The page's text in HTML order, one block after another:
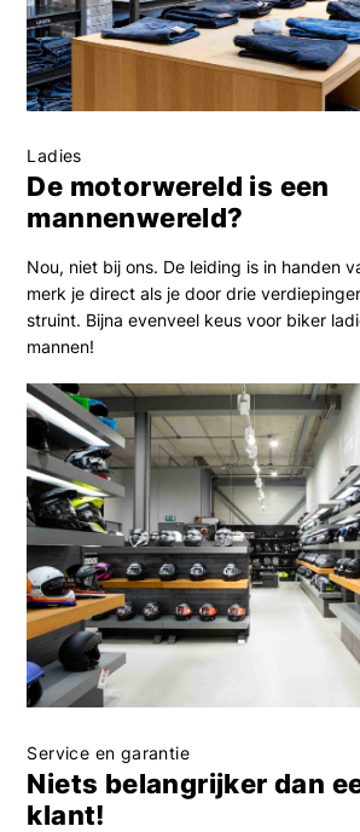
Ladies
De motorwereld is een
mannenwereld?
Nou, niet bij ons. De leiding is in handen
merk je direct als je door drie
struint. Bijna evenveel keus voor biker
mannen!
Service en garantie
Niets belangrijker dan
klant!